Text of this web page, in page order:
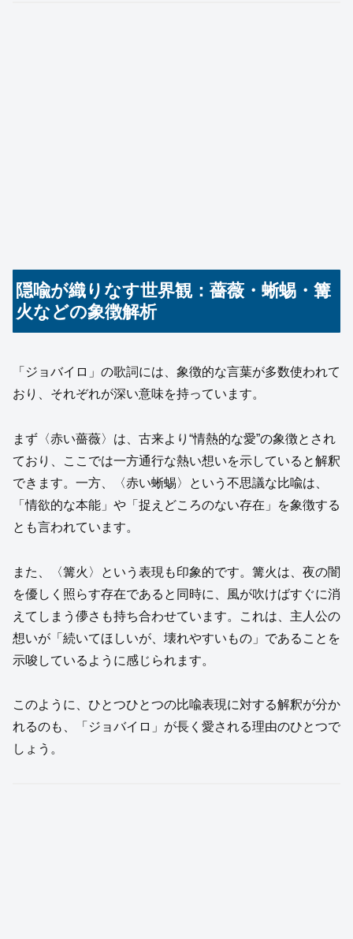
隠喩が織りなす世界観：薔薇・蜥蜴・篝
火などの象徴解析
「ジョバイロ」の歌詞には、象徴的な言葉が多数使われて
おり、それぞれが深い意味を持っています。
まず〈赤い薔薇〉は、古来より“情熱的な愛”の象徴とされ
ており、ここでは一方通行な熱い想いを示していると解釈
できます。一方、〈赤い蜥蜴〉という不思議な比喩は、
「情欲的な本能」や「捉えどころのない存在」を象徴する
とも言われています。
また、〈篝火〉という表現も印象的です。篝火は、夜の闇
を優しく照らす存在であると同時に、風が吹けばすぐに消
えてしまう儚さも持ち合わせています。これは、主人公の
想いが「続いてほしいが、壊れやすいもの」であることを
示唆しているように感じられます。
このように、ひとつひとつの比喩表現に対する解釈が分か
れるのも、「ジョバイロ」が長く愛される理由のひとつで
しょう。